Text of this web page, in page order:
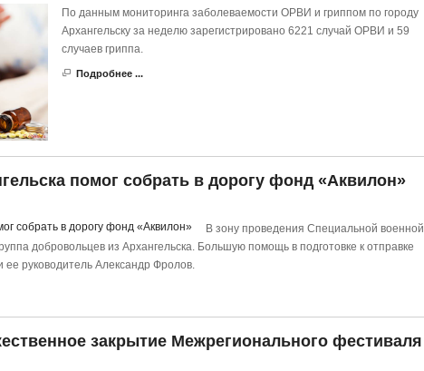
По данным мониторинга заболеваемости ОРВИ и гриппом по городу
Архангельску за неделю зарегистрировано 6221 случай ОРВИ и 59
случаев гриппа.
Подробнее ...
помог собрать в дорогу фонд «Аквилон»
В зону проведения Специальной военной
добровольцев из Архангельска. Большую помощь в подготовке к отправке
руководитель Александр Фролов.
закрытие Межрегионального фестиваля